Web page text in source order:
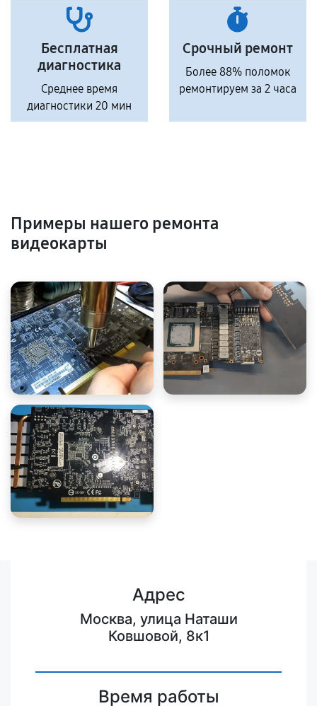
Бесплатная
диагностика
Среднее время
диагностики 20 мин
Срочный ремонт
Более 88% поломок
ремонтируем за 2 часа
Примеры нашего ремонта
видеокарты
Адрес
Москва, улица Наташи
Ковшовой, 8к1
Время работы